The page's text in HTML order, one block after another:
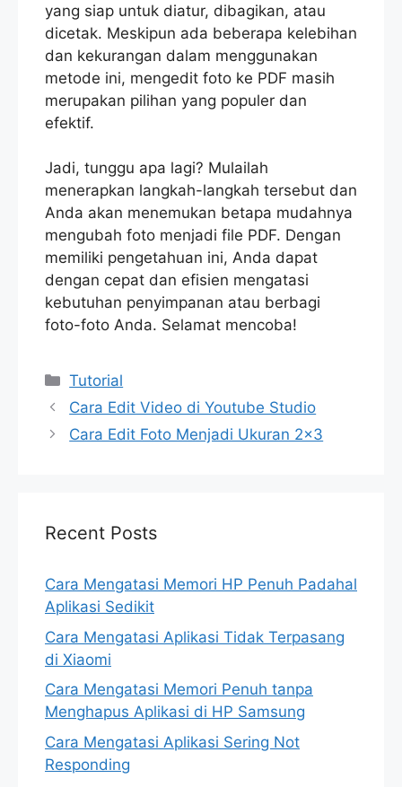
yang siap untuk diatur, dibagikan, atau
dicetak. Meskipun ada beberapa kelebihan
dan kekurangan dalam menggunakan
metode ini, mengedit foto ke PDF masih
merupakan pilihan yang populer dan
efektif.
Jadi, tunggu apa lagi? Mulailah
menerapkan langkah-langkah tersebut dan
Anda akan menemukan betapa mudahnya
mengubah foto menjadi file PDF. Dengan
memiliki pengetahuan ini, Anda dapat
dengan cepat dan efisien mengatasi
kebutuhan penyimpanan atau berbagi
foto-foto Anda. Selamat mencoba!
Categories
Tutorial
Cara Edit Video di Youtube Studio
Cara Edit Foto Menjadi Ukuran 2×3
Recent Posts
Cara Mengatasi Memori HP Penuh Padahal
Aplikasi Sedikit
Cara Mengatasi Aplikasi Tidak Terpasang
di Xiaomi
Cara Mengatasi Memori Penuh tanpa
Menghapus Aplikasi di HP Samsung
Cara Mengatasi Aplikasi Sering Not
Responding